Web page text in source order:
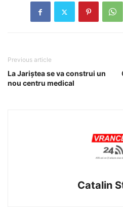
Previous article
La Jariștea se va construi un
nou centru medical
Catalin